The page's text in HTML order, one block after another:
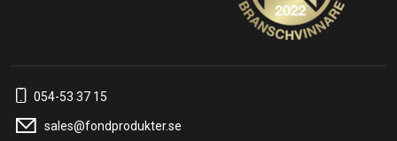
054-53 37 15
sales@fondprodukter.se